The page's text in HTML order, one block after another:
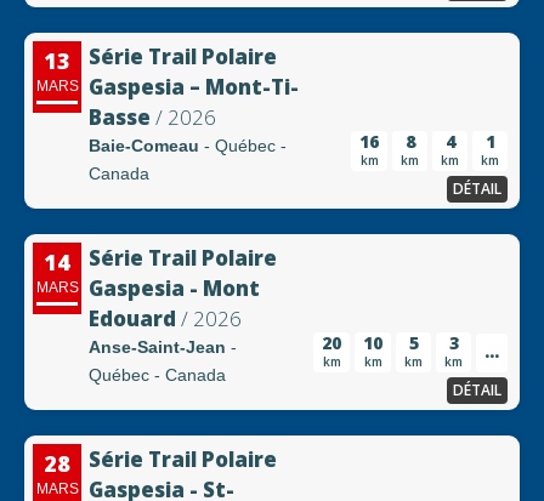
13
MARS
Série Trail Polaire
Gaspesia – Mont-Ti-
Basse / 2026
Baie-Comeau - Québec -
Canada
16
km
8
km
4
km
1
km
DÉTAIL
14
MARS
Série Trail Polaire
Gaspesia - Mont
Edouard / 2026
Anse-Saint-Jean -
Québec - Canada
20
km
10
km
5
km
3
km ...
DÉTAIL
28
MARS
Série Trail Polaire
Gaspesia - St-